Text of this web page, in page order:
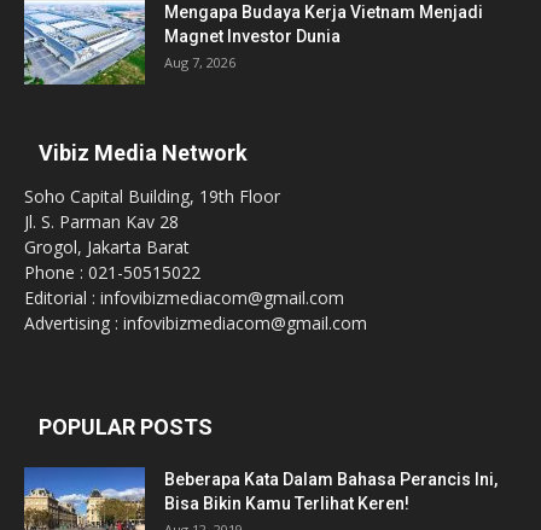
Mengapa Budaya Kerja Vietnam Menjadi
Magnet Investor Dunia
Aug 7, 2026
Vibiz Media Network
Soho Capital Building, 19th Floor
Jl. S. Parman Kav 28
Grogol, Jakarta Barat
Phone : 021-50515022
Editorial : infovibizmediacom@gmail.com
Advertising : infovibizmediacom@gmail.com
POPULAR POSTS
Beberapa Kata Dalam Bahasa Perancis Ini,
Bisa Bikin Kamu Terlihat Keren!